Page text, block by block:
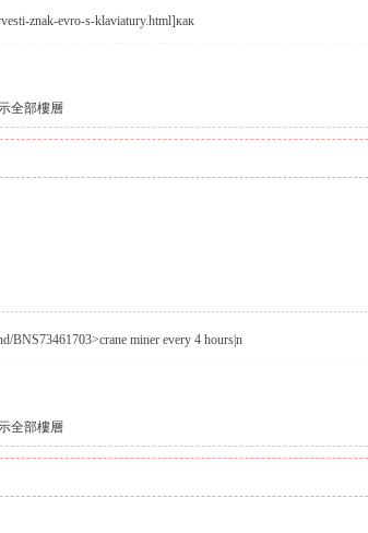
znak-evro-s-klaviatury.html]как
全部樓層
BNS73461703>crane miner every 4 hours|n
全部樓層